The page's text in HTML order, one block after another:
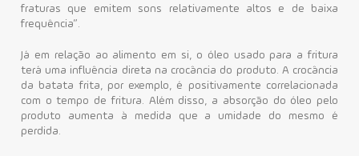
fraturas que emitem sons relativamente altos e de baixa
frequência”.
Já em relação ao alimento em si, o óleo usado para a fritura
terá uma influência direta na crocância do produto. A crocância
da batata frita, por exemplo, é positivamente correlacionada
com o tempo de fritura. Além disso, a absorção do óleo pelo
produto aumenta à medida que a umidade do mesmo é
perdida.